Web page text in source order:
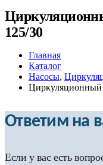
125/30
Главная
Каталог
Насосы,
Циркуляционный
Ответим на
Если у вас есть